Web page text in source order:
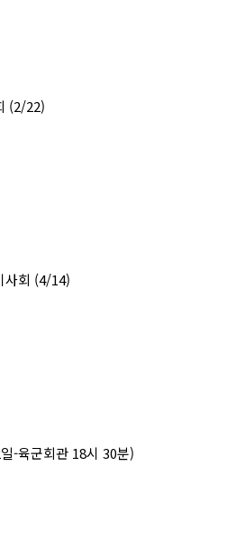
(2/22)
사회 (4/14)
-육군회관 18시 30분)